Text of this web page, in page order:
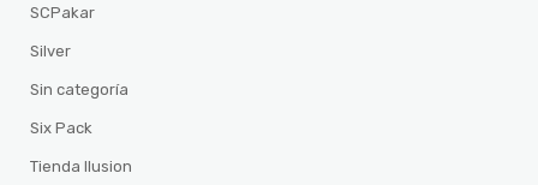
SCPakar
Silver
Sin categoría
Six Pack
Tienda Ilusion